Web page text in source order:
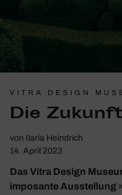
VITRA DESIGN
Die
von
Ilaria Heindrich
14. April 2023
Das Vitra Design
imposante Ausstellung